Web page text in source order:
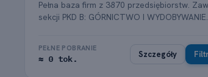
Pełna baza firm z 3870 przedsiębiorstw.
sekcji PKD B: GÓRNICTWO I WYDOBYWANIE.
PEŁNE POBRANIE
≈ 0 tok. Szczegóły